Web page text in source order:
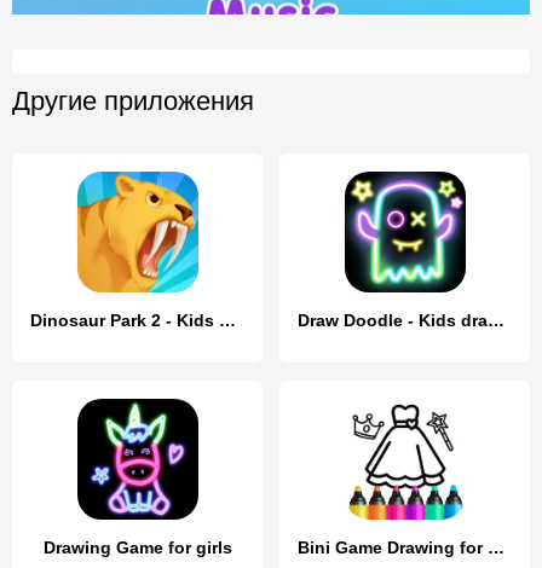
Другие приложения
Dinosaur Park 2 - Kids Games Draw Doodle - Kids drawing
Drawing Game for girls Bini Game Drawing for kids app